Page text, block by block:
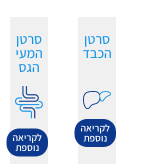
סרטן
הכבד
לקריאה
נוספת
סרטן
המעי
הגס
לקריאה
נוספת